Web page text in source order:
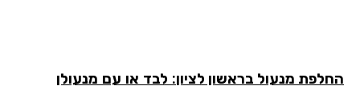
מנעול בראשון לציון : לבד או עם מנעולן